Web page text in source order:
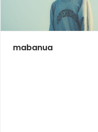
mabanua